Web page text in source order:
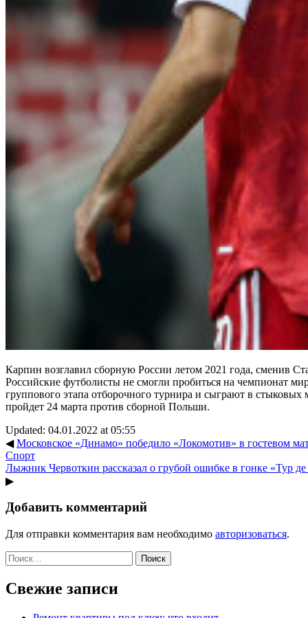
Карпин возглавил сборную России летом 2021 года, сменив
Российские футболисты не смогли пробиться на чемпионат
группового этапа отборочного турнира и сыграют в стыковых
пройдет 24 марта против сборной Польши.
Updated: 04.01.2022 at 05:55
◀Московское «Динамо» победило «Локомотив» в гостевом
Спорт
Лыжник Червоткин рассказал о грубой ошибке в гонке «Тур
▶
Добавить комментарий
Для отправки комментария вам необходимо авторизоваться.
Найти:
Свежие записи